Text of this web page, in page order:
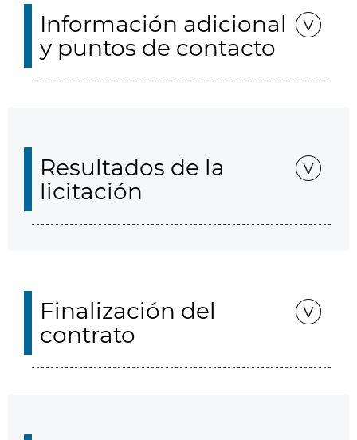
Información adicional
y puntos de contacto
Resultados de la
licitación
Finalización del
contrato